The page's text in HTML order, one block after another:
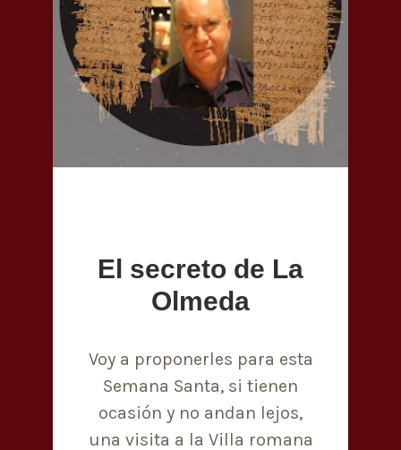
El secreto de La
Olmeda
Voy a proponerles para esta
Semana Santa, si tienen
ocasión y no andan lejos,
una visita a la Villa romana